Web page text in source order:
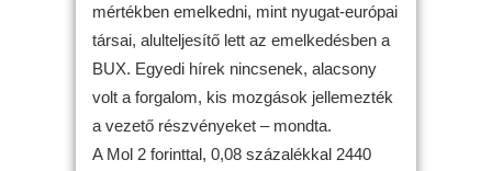
mértékben emelkedni, mint nyugat-európai
társai, alulteljesítő lett az emelkedésben a
BUX. Egyedi hírek nincsenek, alacsony
volt a forgalom, kis mozgások jellemezték
a vezető részvényeket – mondta.
A Mol 2 forinttal, 0,08 százalékkal 2440